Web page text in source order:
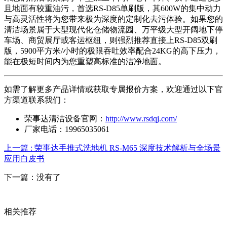
且地面有较重油污，首选RS-D85单刷版，其600W的集中动力
与高灵活性将为您带来极为深度的定制化去污体验。如果您的
清洁场景属于大型现代化仓储物流园、万平级大型开阔地下停
车场、商贸展厅或客运枢纽，则强烈推荐直接上RS-D85双刷
版，5900平方米/小时的极限吞吐效率配合24KG的高下压力，
能在极短时间内为您重塑高标准的洁净地面。
如需了解更多产品详情或获取专属报价方案，欢迎通过以下官
方渠道联系我们：
荣事达清洁设备官网： http://www.rsdqj.com/
厂家电话：19965035061
上一篇 : 荣事达手推式洗地机 RS-M65 深度技术解析与全场景
应用白皮书
下一篇：没有了
相关推荐